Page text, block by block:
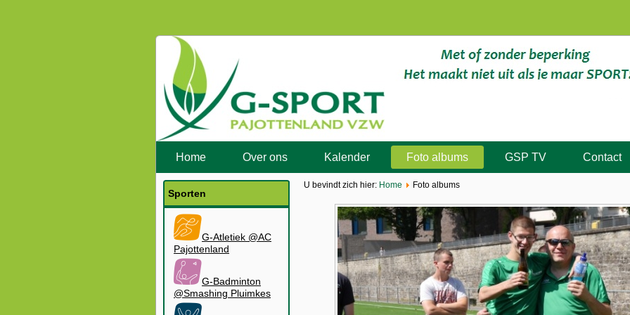
Home Over ons Kalender Foto albums GSP TV Contact
Sporten
G-Atletiek @AC
Pajottenland
G-Badminton
@Smashing Pluimkes
U bevindt zich hier: Home Foto albums